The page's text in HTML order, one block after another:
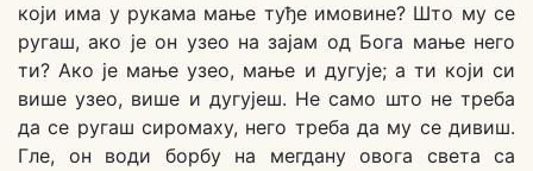
који има у рукама мање туђе имовине? Што му се
ругаш, ако је он узео на зајам од Бога мање него
ти? Ако је мање узео, мање и дугује; а ти који си
више узео, више и дугујеш. Не само што не треба
да се ругаш сиромаху, него треба да му се дивиш.
Гле, он води борбу на мегдану овога света са